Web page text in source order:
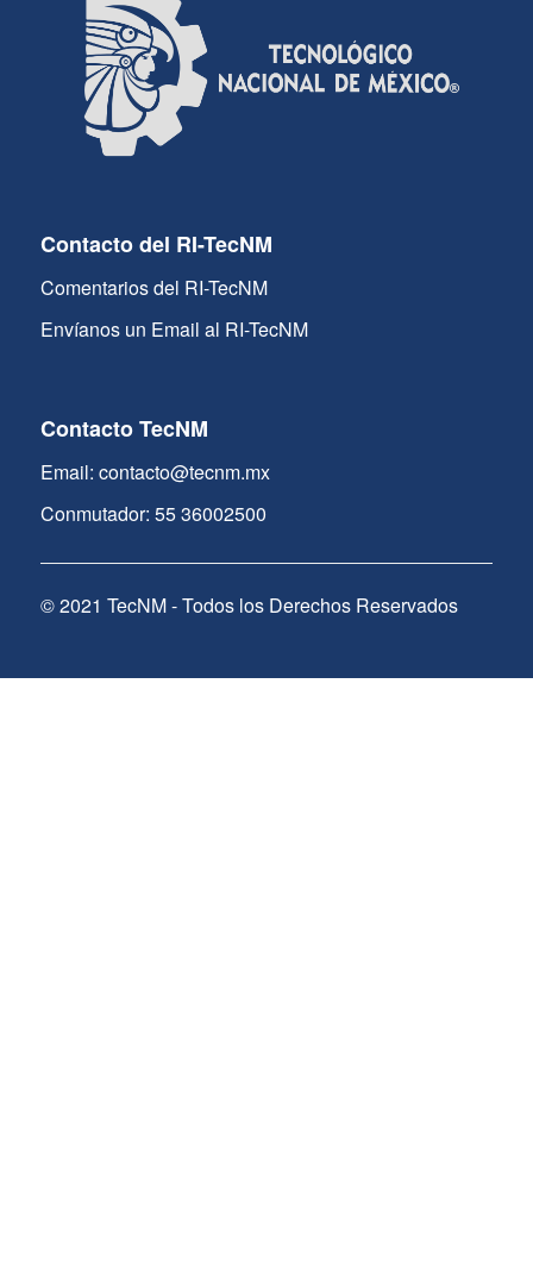
Contacto del RI-TecNM
Comentarios del RI-TecNM
Envíanos un Email al RI-TecNM
Contacto TecNM
Email: contacto@tecnm.mx
Conmutador: 55 36002500
© 2021 TecNM - Todos los Derechos Reservados